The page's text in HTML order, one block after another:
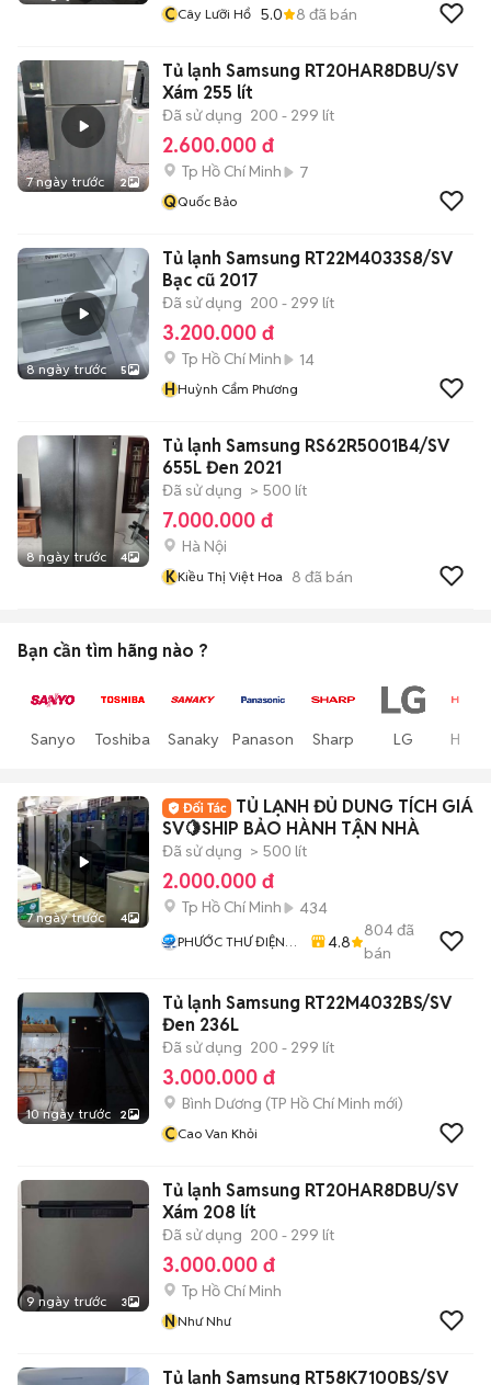
CCây Lưỡi Hổ 5.0 8 đã bán
7 ngày trước 2
Tủ lạnh Samsung RT20HAR8DBU/SV
Xám 255 lít
Đã sử dụng 200 - 299 lít
2.600.000 đ
Tp Hồ Chí Minh
7
QQuốc Bảo
8 ngày trước 5
Tủ lạnh Samsung RT22M4033S8/SV
Bạc cũ 2017
Đã sử dụng 200 - 299 lít
3.200.000 đ
Tp Hồ Chí Minh
14
HHuỳnh Cẩm Phương
8 ngày trước 4
Tủ lạnh Samsung RS62R5001B4/SV
655L Đen 2021
Đã sử dụng > 500 lít
7.000.000 đ
Hà Nội
KKiều Thị Việt Hoa 8 đã bán
Bạn cần tìm hãng nào ?
Sanyo Toshiba Sanaky Panasonic Sharp LG
7 ngày trước 4
TỦ LẠNH ĐỦ DUNG TÍCH GIÁ
SV🍋SHIP BẢO HÀNH TẬN NHÀ
Đã sử dụng > 500 lít
2.000.000 đ
Tp Hồ Chí Minh 434
PHƯỚC THƯ ĐIỆN
4.8
804đã
bán
10 ngày trước 2
Tủ lạnh Samsung RT22M4032BS/SV
Đen 236L
Đã sử dụng 200 - 299 lít
3.000.000 đ
Bình Dương (TP Hồ Chí Minh mới)
CCao Van Khỏi
9 ngày trước 3
Tủ lạnh Samsung RT20HAR8DBU/SV
Xám 208 lít
Đã sử dụng 200 - 299 lít
3.000.000 đ
Tp Hồ Chí Minh
NNhư Như
Tủ lạnh Samsung RT58K7100BS/SV